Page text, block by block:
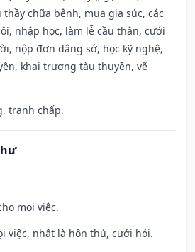
chữa bệnh, mua gia súc, các
nhập học, làm lễ cầu thân, cưới
nộp đơn dâng sớ, học kỹ nghệ,
khai trương tàu thuyền, vẽ
tranh chấp.
mọi việc.
việc, nhất là hôn thú, cưới hỏi.